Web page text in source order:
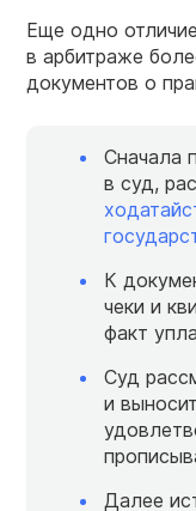
Еще одно
в арбитраже
документов о
Сначала
в суд,
К
чеки и
факт
Суд
и
Далее